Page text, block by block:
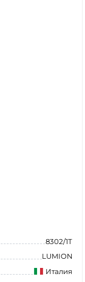
8302/1T
LUMION
Италия